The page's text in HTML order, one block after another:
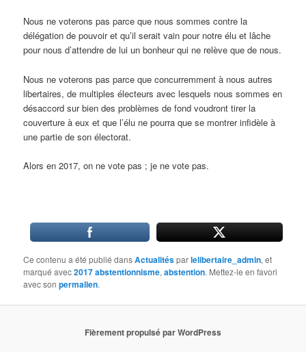
Nous ne voterons pas parce que nous sommes contre la
délégation de pouvoir et qu’il serait vain pour notre élu et lâche
pour nous d’attendre de lui un bonheur qui ne relève que de nous.
Nous ne voterons pas parce que concurremment à nous autres
libertaires, de multiples électeurs avec lesquels nous sommes en
désaccord sur bien des problèmes de fond voudront tirer la
couverture à eux et que l’élu ne pourra que se montrer infidèle à
une partie de son électorat.
Alors en 2017, on ne vote pas ; je ne vote pas.
Ce contenu a été publié dansActualitésparlelibertaire_admin, et
marqué avec2017 abstentionnisme,abstention. Mettez-le en favori
avec sonpermalien.
Fièrement propulsé par WordPress